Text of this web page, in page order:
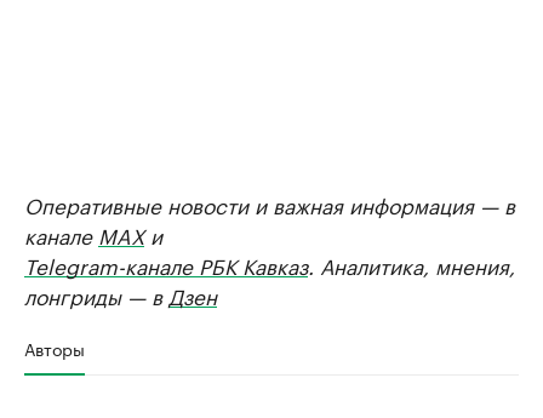
Оперативные новости и важная информация — в
канале MAXи
Telegram-канале РБК Кавказ. Аналитика, мнения,
лонгриды — в Дзен
Авторы